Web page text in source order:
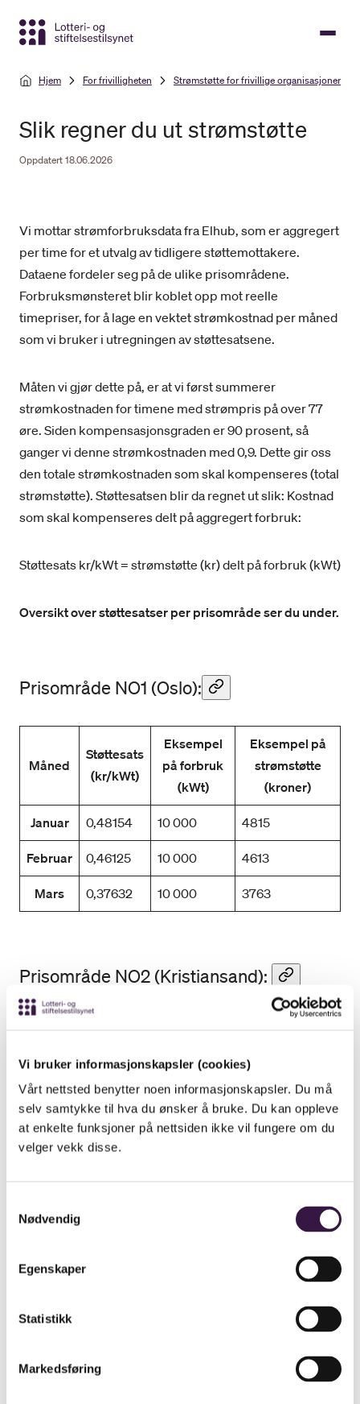
Vi bruker informasjonskapsler (cookies)
Vårt nettsted benytter noen informasjonskapsler. Du må
selv samtykke til hva du ønsker å bruke. Du kan oppleve
at enkelte funksjoner på nettsiden ikke vil fungere om du
velger vekk disse.
Nødvendig
Egenskaper
Statistikk
Markedsføring
Hjem For frivilligheten Strømstøtte for frivillige organisasjoner
Slik regner du ut strømstøtte
Oppdatert 18.06.2026
Vi mottar strømforbruksdata fra Elhub, som er aggregert
per time for et utvalg av tidligere støttemottakere.
Dataene fordeler seg på de ulike prisområdene.
Forbruksmønsteret blir koblet opp mot reelle
timepriser, for å lage en vektet strømkostnad per måned
som vi bruker i utregningen av støttesatsene.
Måten vi gjør dette på, er at vi først summerer
strømkostnaden for timene med strømpris på over 77
øre. Siden kompensasjonsgraden er 90 prosent, så
ganger vi denne strømkostnaden med 0,9. Dette gir oss
den totale strømkostnaden som skal kompenseres (total
strømstøtte). Støttesatsen blir da regnet ut slik: Kostnad
som skal kompenseres delt på aggregert forbruk:
Støttesats kr/kWt = strømstøtte (kr) delt på forbruk (kWt)
Oversikt over støttesatser per prisområde ser du under.
Prisområde NO1 (Oslo):
Måned
Støttesats
(kr/kWt)
Eksempel
på forbruk
(kWt)
Eksempel på
strømstøtte
(kroner)
Januar 0,48154 10 000 4815
Februar 0,46125 10 000 4613
Mars 0,37632 10 000 3763
Prisområde NO2 (Kristiansand):
(kr/kWt)
(kWt)
Januar 0,44295 10 000 4430
Februar 0,35139
Prisområde NO3 (Trondheim)
Eksempel
(kroner)